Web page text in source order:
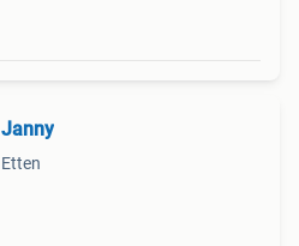
Janny
Etten